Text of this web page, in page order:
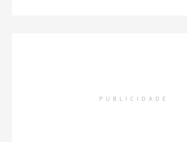
PUBLICIDADE